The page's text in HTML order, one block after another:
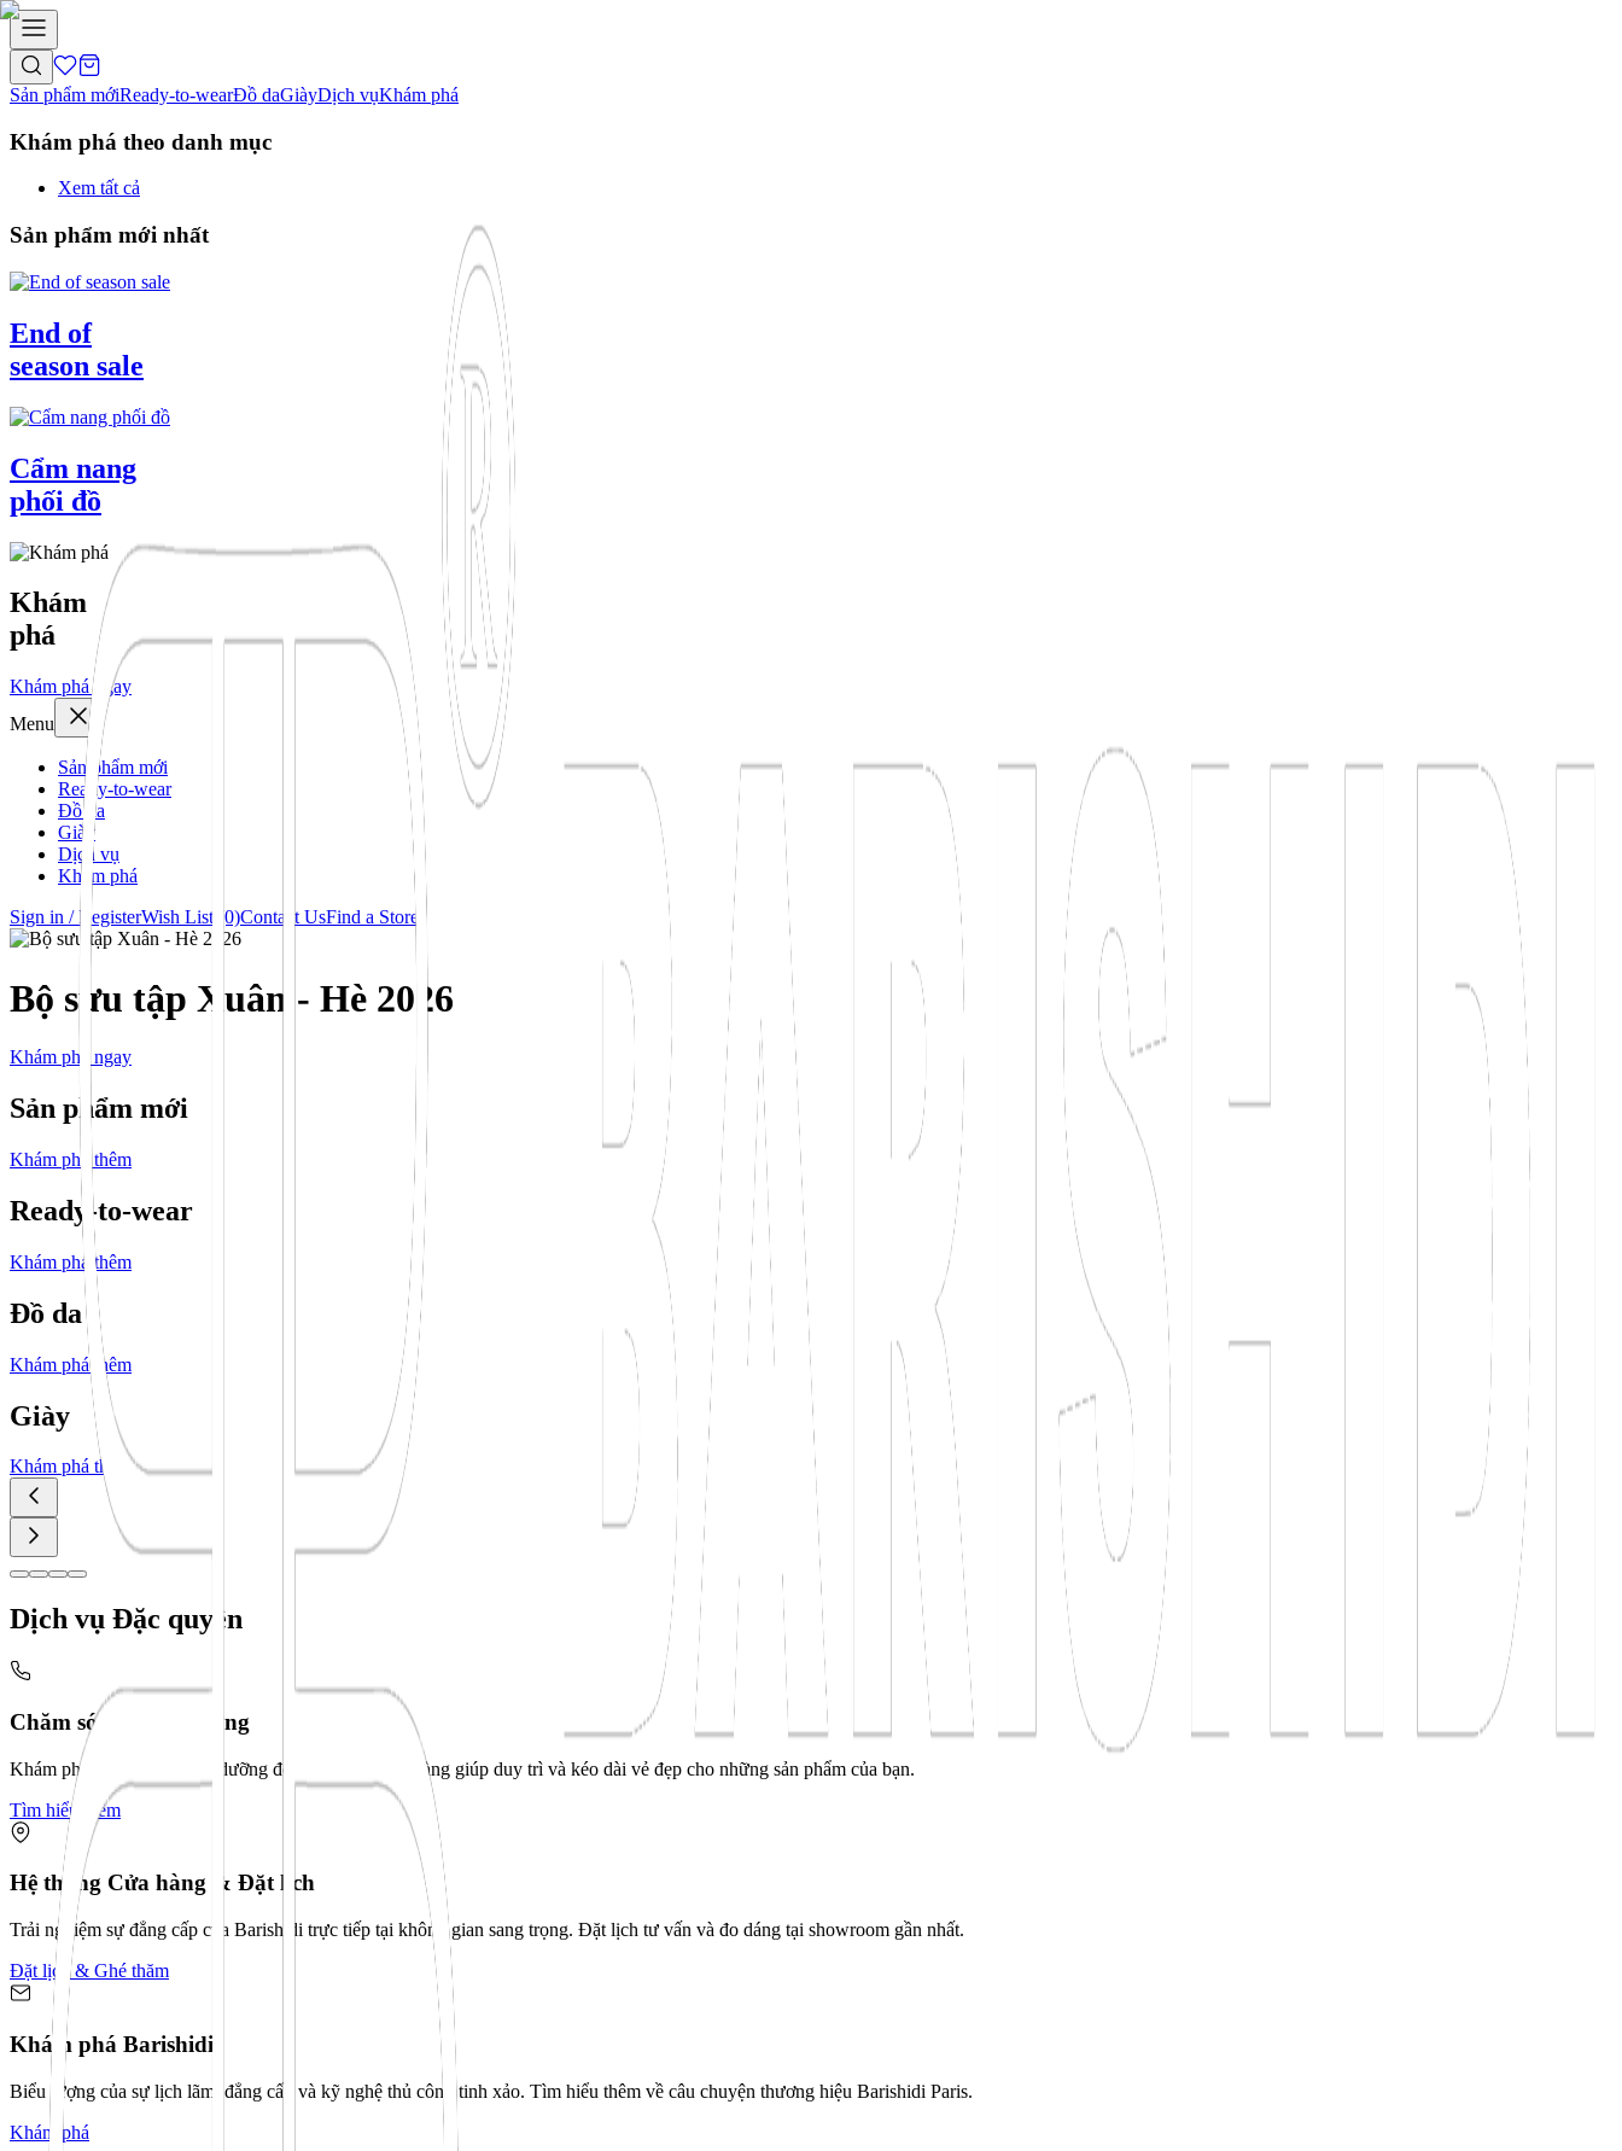
Sản phẩm mớiReady-to-wearĐồ daGiàyDịch vụKhám phá
Khám phá theo danh mục
Xem tất cả
Sản phẩm mới nhất
End of
season sale
Cẩm nang
phối đồ
Khám
phá
Khám phá ngay
Menu
Sản phẩm mới
Ready-to-wear
Đồ da
Giày
Dịch vụ
Khám phá
Sign in / RegisterWish List (0)Contact UsFind a Store
Bộ sưu tập Xuân - Hè 2026
Khám phá ngay
Sản phẩm mới
Khám phá thêm
Ready-to-wear
Khám phá thêm
Đồ da
Khám phá thêm
Giày
Khám phá thêm
Dịch vụ Đặc quyền
Chăm sóc & Bảo dưỡng
Khám phá các dịch vụ bảo dưỡng độc quyền tại cửa hàng giúp duy trì và kéo dài vẻ đẹp cho những sản phẩm của bạn.
Tìm hiểu thêm
Hệ thống Cửa hàng & Đặt lịch
Trải nghiệm sự đẳng cấp của Barishidi trực tiếp tại không gian sang trọng. Đặt lịch tư vấn và đo dáng tại showroom gần nhất.
Đặt lịch & Ghé thăm
Khám phá Barishidi
Biểu tượng của sự lịch lãm, đẳng cấp và kỹ nghệ thủ công tinh xảo. Tìm hiểu thêm về câu chuyện thương hiệu Barishidi Paris.
Khám phá